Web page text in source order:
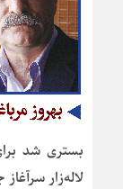
بستری شد
لاله‌زار